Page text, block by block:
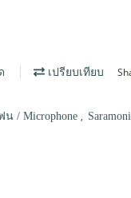
เปรียบเทียบ
/ Microphone ,